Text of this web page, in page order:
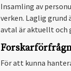
Insamling av
verken. Laglig grund
avtal är aktuellt och
För att kunna